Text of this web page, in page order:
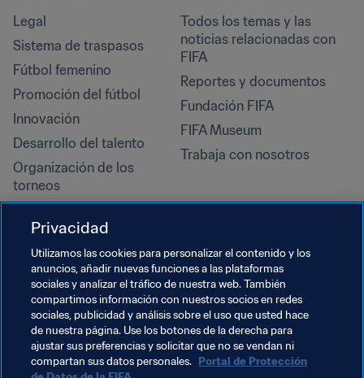
Legal
Sistema de traspasos
Fútbol femenino
Promoción del fútbol
Innovación
Desarrollo del talento
Organización de los
torneos
Derechos humanos y lucha
contra la discriminación
Salud y atención médica
Iniciativas educativas
Todos los temas y las
noticias relacionadas con
FIFA
Reportes y documentos
Fundación FIFA
FIFA Museum
Trabaja con nosotros
Privacidad
Utilizamos las cookies para personalizar el contenido y los
anuncios, añadir nuevas funciones a las plataformas
sociales y analizar el tráfico de nuestra web. También
compartimos información con nuestros socios en redes
sociales, publicidad y análisis sobre el uso que usted hace
de nuestra página. Use los botones de la derecha para
ajustar sus preferencias y solicitar que no se vendan ni
compartan sus datos personales. Portal de Protección